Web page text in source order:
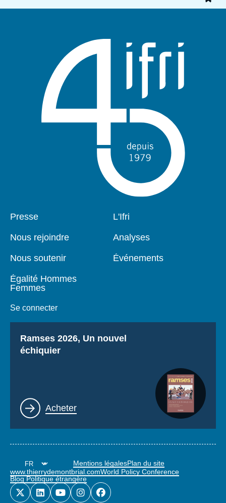
Pied
Presse
Nous rejoindre
Nous soutenir
Égalité Hommes
Femmes
Se connecter
Navigation
L'Ifri
Analyses
Événements
Titre
Ramses 2026, Un nouvel
échiquier
Lien
Acheter
Mentions légalesPlan du site
www.thierrydemontbrial.comWorld Policy Conference
Blog Politique étrangère